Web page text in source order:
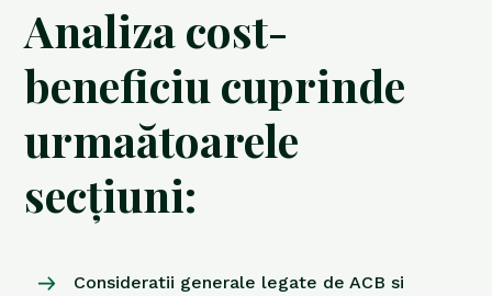
Analiza cost-
beneficiu cuprinde
urmaătoarele
secțiuni:
Consideratii generale legate de ACB si